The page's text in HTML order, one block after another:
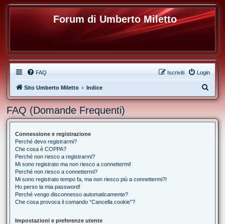
Forum di Umberto Miletto
FAQ Login
Iscriviti
Sito Umberto Miletto Indice
e
c
FAQ (Domande Frequenti)
Connessione e registrazione
Perché devo registrarmi?
Che cosa è COPPA?
Perché non riesco a registrarmi?
Mi sono registrato ma non riesco a connettermi!
Perché non riesco a connettermi?
Mi sono registrato tempo fa, ma non riesco più a connettermi?!
Ho perso la mia password!
Perché vengo disconnesso automaticamente?
Che cosa provoca il comando “Cancella cookie”?
Impostazioni e preferenze utente